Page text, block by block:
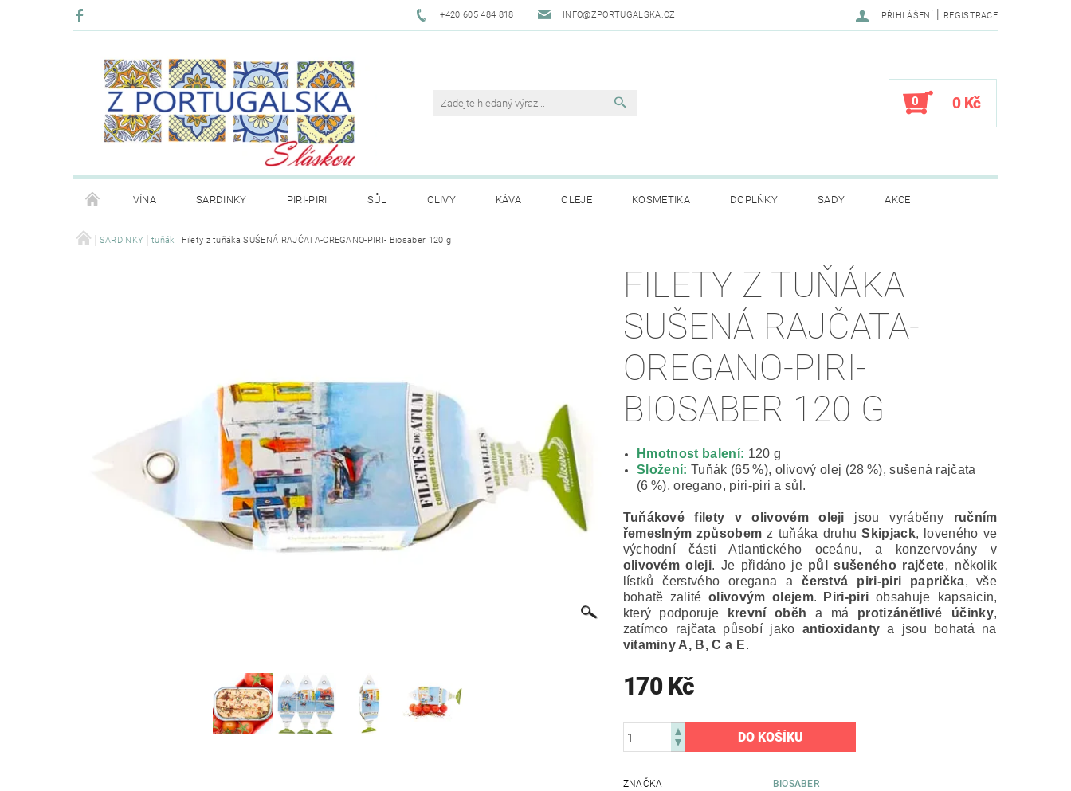
+420 605 484 818 INFO@ZPORTUGALSKA.CZ PŘIHLÁŠENÍ | REGISTRACE
0 0 Kč
VÍNA SARDINKY PIRI-PIRI SŮL OLIVY KÁVA OLEJE KOSMETIKA DOPLŇKY SADY AKCE
BLOG KONTAKT PRODÁVANÉ ZNAČKY O NÁS
SARDINKY tuňák Filety z tuňáka SUŠENÁ RAJČATA-OREGANO-PIRI- Biosaber 120 g
FILETY Z TUŇÁKA
SUŠENÁ RAJČATA-
OREGANO-PIRI-
BIOSABER 120 G
Hmotnost balení: 120 g
Složení:Tuňák (65 %), olivový olej (28 %), sušená rajčata
(6 %), oregano, piri-piri a sůl.
Tuňákové filety v olivovém oleji jsou vyráběny ručním
řemeslným způsobem z tuňáka druhuSkipjack, loveného ve
východní části Atlantického oceánu, a konzervovány v
olivovém oleji. Je přidáno je půl sušeného rajčete, několik
lístků čerstvého oregana ačerstvá piri-piri paprička, vše
bohatě zalitéolivovým olejem. Piri-piri obsahuje kapsaicin,
který podporuje
krevní oběh a má protizánětlivé účinky,
zatímco rajčata působí jako antioxidanty a jsou bohatá na
vitaminy A, B, C a E.
170 Kč
ZNAČKA
BIOSABER